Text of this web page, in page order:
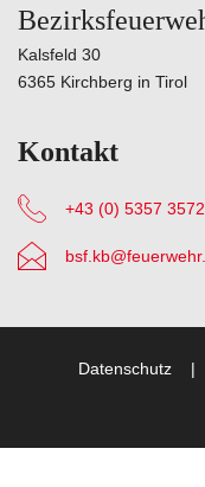
Kalsfeld 30
6365 Kirchberg in Tirol
Kontakt
+43 (0) 5357
Datenschutz